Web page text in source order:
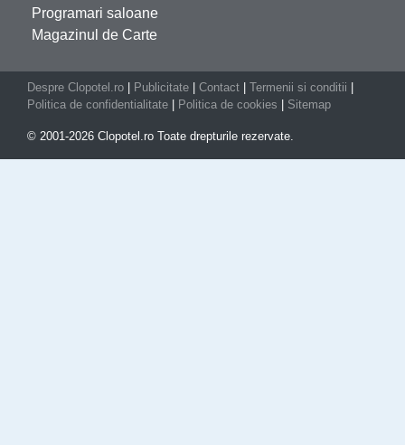
Programari saloane
Magazinul de Carte
Despre Clopotel.ro Publicitate Contact Termenii si conditii
Politica de confidentialitate
Politica de cookies Sitemap
© 2001-2026 Clopotel.ro Toate drepturile rezervate.